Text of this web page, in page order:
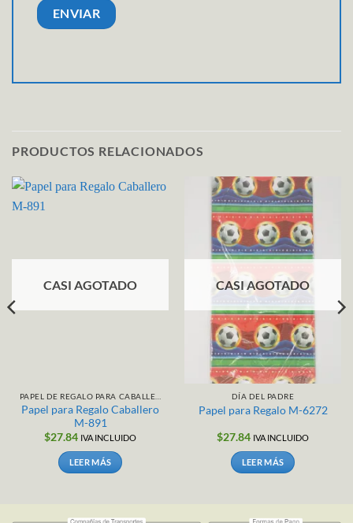
PRODUCTOS RELACIONADOS
CASI AGOTADO
PAPEL DE REGALO PARA CABALLERO / NIÑO
Papel para Regalo Caballero
M-891
$27.84 IVA INCLUIDO
LEER MÁS
CASI AGOTADO
DÍA DEL PADRE
Papel para Regalo M-6272
$27.84 IVA INCLUIDO
LEER MÁS